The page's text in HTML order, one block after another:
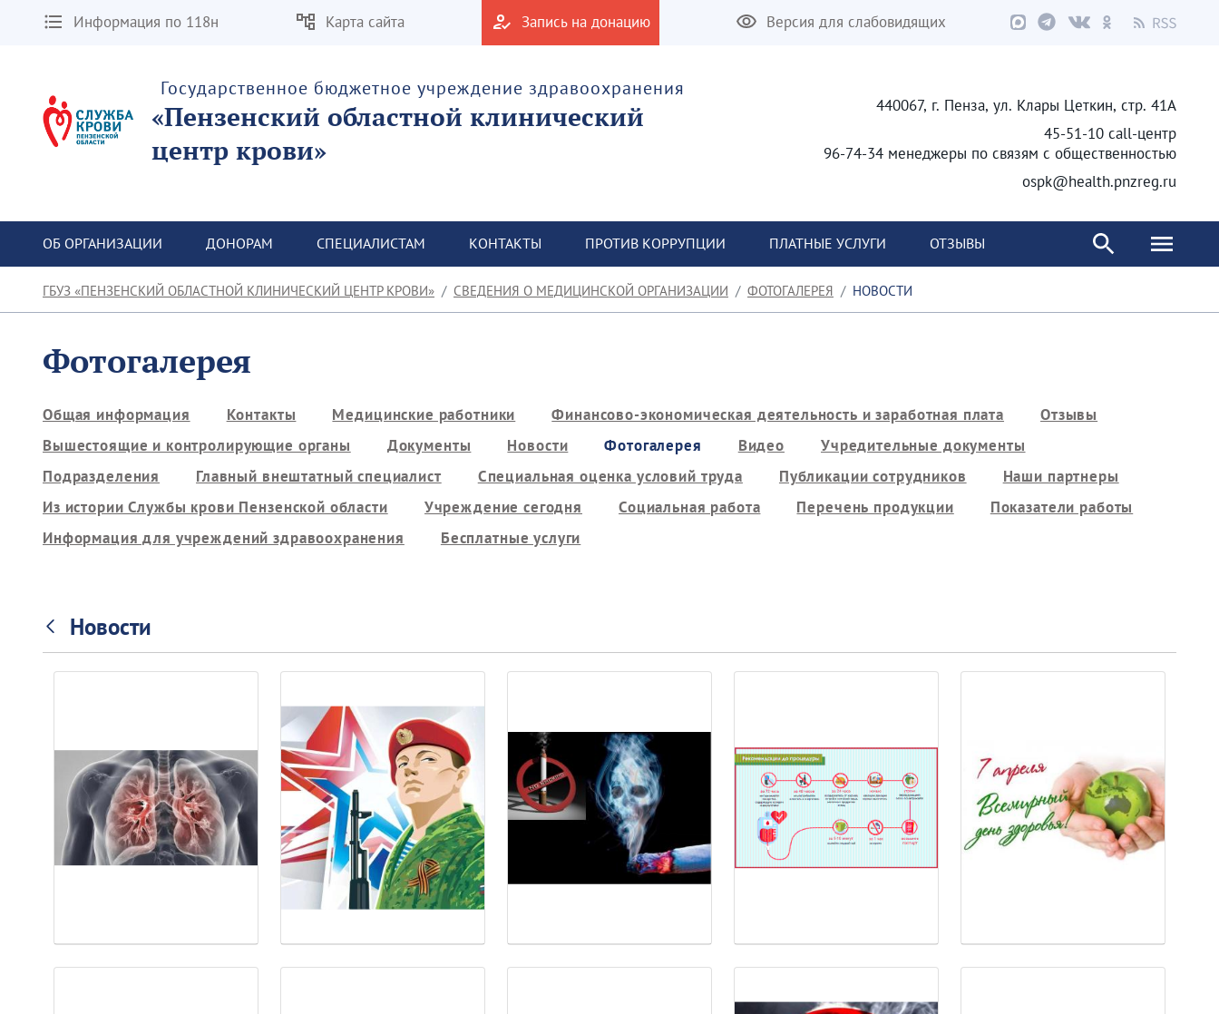
Информация по 118н Карта сайта Запись на донацию Версия для слабовидящих
Государственное бюджетное учреждение здравоохранения
«Пензенский областной клинический
центр крови»
440067, г. Пенза, ул. Клары Цеткин, стр. 41А
45-51-10 call-центр
96-74-34 менеджеры по связям с общественностью
ospk@health.pnzreg.ru
ОБ ОРГАНИЗАЦИИ ДОНОРАМ СПЕЦИАЛИСТАМ КОНТАКТЫ ПРОТИВ КОРРУПЦИИ ПЛАТНЫЕ УСЛУГИ ОТЗЫВЫ
ГБУЗ «ПЕНЗЕНСКИЙ ОБЛАСТНОЙ КЛИНИЧЕСКИЙ ЦЕНТР КРОВИ» СВЕДЕНИЯ О МЕДИЦИНСКОЙ ОРГАНИЗАЦИИ ФОТОГАЛЕРЕЯ НОВОСТИ
Фотогалерея
Общая информация Контакты Медицинские работники Финансово-экономическая деятельность и заработная плата
Отзывы
Вышестоящие и контролирующие органы
Документы Новости Фотогалерея Видео
Учредительные документы
Подразделения
Главный внештатный специалист Специальная оценка условий труда Публикации сотрудников
Наши партнеры
Из истории Службы крови Пензенской области
Учреждение сегодня Социальная работа Перечень продукции
Показатели работы
Информация для учреждений здравоохранения
Бесплатные услуги
Новости